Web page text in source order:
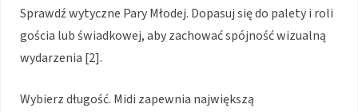
Sprawdź wytyczne Pary Młodej. Dopasuj się do palety i roli
gościa lub świadkowej, aby zachować spójność wizualną
wydarzenia [2].
Wybierz długość. Midi zapewnia największą